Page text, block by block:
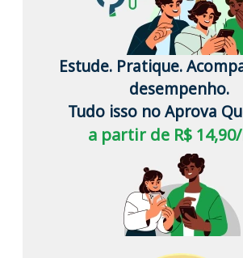
Estude. Pratique.
desempenho.
Tudo isso no Aprova
a partir de R$